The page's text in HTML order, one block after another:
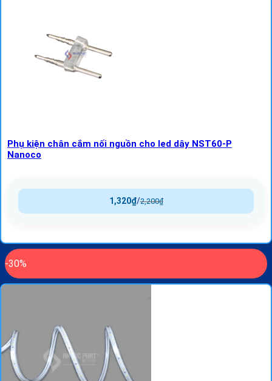
Phụ kiện chân cắm nối nguồn cho led dây NST60-P
Nanoco
2,200₫
/
1,320₫
-30%